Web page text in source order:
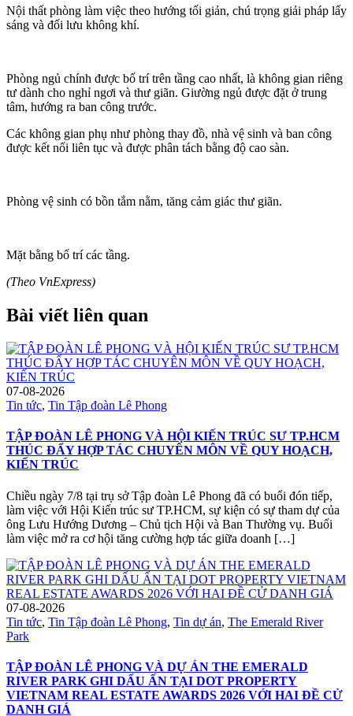
Nội thất phòng làm việc theo hướng tối giản, chú trọng giải pháp lấy
sáng và đối lưu không khí.
Phòng ngủ chính được bố trí trên tầng cao nhất, là không gian riêng
tư dành cho nghỉ ngơi và thư giãn. Giường ngủ được đặt ở trung
tâm, hướng ra ban công trước.
Các không gian phụ như phòng thay đồ, nhà vệ sinh và ban công
được kết nối liên tục và được phân tách bằng độ cao sàn.
Phòng vệ sinh có bồn tắm nằm, tăng cảm giác thư giãn.
Mặt bằng bố trí các tầng.
(Theo VnExpress)
Bài viết liên quan
07-08-2026
Tin tức, Tin Tập đoàn Lê Phong
TẬP ĐOÀN LÊ PHONG VÀ HỘI KIẾN TRÚC SƯ TP.HCM
THÚC ĐẨY HỢP TÁC CHUYÊN MÔN VỀ QUY HOẠCH,
KIẾN TRÚC
Chiều ngày 7/8 tại trụ sở Tập đoàn Lê Phong đã có buổi đón tiếp,
làm việc với Hội Kiến trúc sư TP.HCM, sự kiện có sự tham dự của
ông Lưu Hướng Dương – Chủ tịch Hội và Ban Thường vụ. Buổi
làm việc mở ra cơ hội tăng cường hợp tác giữa doanh […]
07-08-2026
Tin tức, Tin Tập đoàn Lê Phong, Tin dự án, The Emerald River
Park
TẬP ĐOÀN LÊ PHONG VÀ DỰ ÁN THE EMERALD
RIVER PARK GHI DẤU ẤN TẠI DOT PROPERTY
VIETNAM REAL ESTATE AWARDS 2026 VỚI HAI ĐỀ CỬ
DANH GIÁ